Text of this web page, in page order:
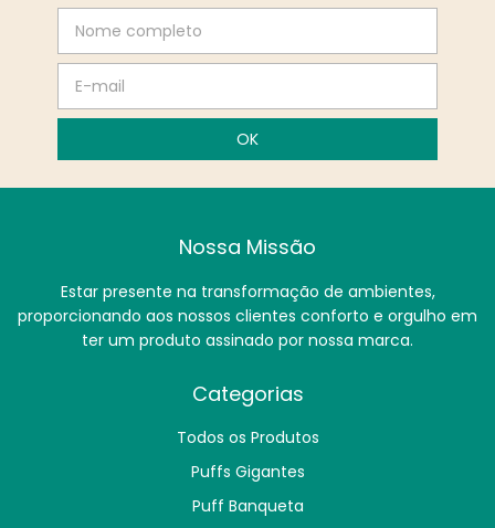
Nossa Missão
Estar presente na transformação de ambientes,
proporcionando aos nossos clientes conforto e orgulho em
ter um produto assinado por nossa marca.
Categorias
Todos os Produtos
Puffs Gigantes
Puff Banqueta